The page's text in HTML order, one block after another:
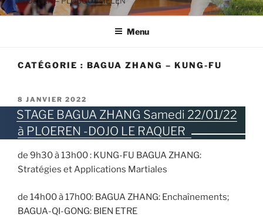
Menu
CATÉGORIE : BAGUA ZHANG – KUNG-FU
PUBLIÉ
LE
8 JANVIER 2022
STAGE BAGUA ZHANG Samedi 22/01/22
à PLOEREN -DOJO LE RAQUER
de 9h30 à 13h00 : KUNG-FU BAGUA ZHANG:
Stratégies et Applications Martiales
de 14h00 à 17h00: BAGUA ZHANG: Enchaînements;
BAGUA-QI-GONG: BIEN ETRE